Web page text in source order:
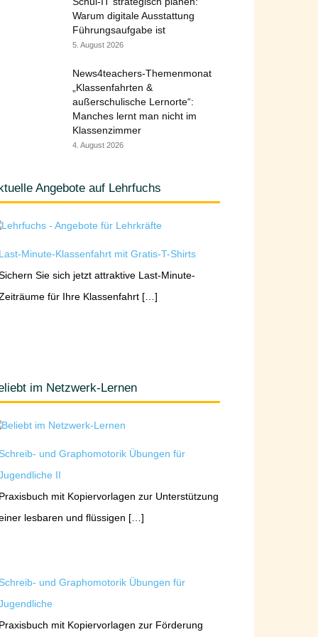
Warum digitale Ausstattung
Führungsaufgabe ist
5. August 2026
News4teachers-Themenmonat
„Klassenfahrten &
außerschulische Lernorte“:
Manches lernt man nicht im
Klassenzimmer
4. August 2026
Angebote auf Lehrfuchs
Minute-Klassenfahrt mit Gratis-T-Shirts
Sie sich jetzt attraktive Last-Minute-
für Ihre Klassenfahrt […]
im Netzwerk-Lernen
und Graphomotorik Übungen für
II
mit Kopiervorlagen zur Unterstützung
lesbaren und flüssigen […]
und Graphomotorik Übungen für
mit Kopiervorlagen zur Förderung